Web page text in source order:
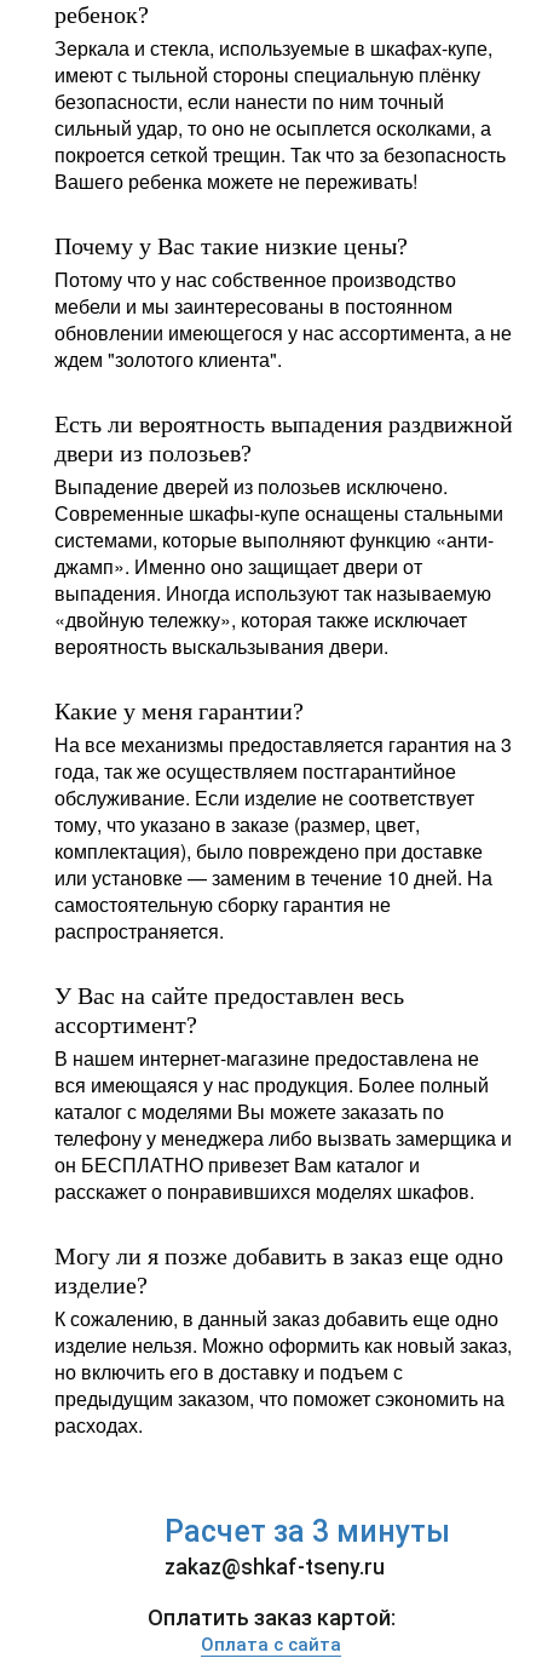
ребенок?
Зеркала и стекла, используемые в шкафах-купе,
имеют с тыльной стороны специальную плёнку
безопасности, если нанести по ним точный
сильный удар, то оно не осыплется осколками, а
покроется сеткой трещин. Так что за безопасность
Вашего ребенка можете не переживать!
Почему у Вас такие низкие цены?
Потому что у нас собственное производство
мебели и мы заинтересованы в постоянном
обновлении имеющегося у нас ассортимента, а не
ждем "золотого клиента".
Есть ли вероятность выпадения раздвижной
двери из полозьев?
Выпадение дверей из полозьев исключено.
Современные шкафы-купе оснащены стальными
системами, которые выполняют функцию «анти-
джамп». Именно оно защищает двери от
выпадения. Иногда используют так называемую
«двойную тележку», которая также исключает
вероятность выскальзывания двери.
Какие у меня гарантии?
На все механизмы предоставляется гарантия на 3
года, так же осуществляем постгарантийное
обслуживание. Если изделие не соответствует
тому, что указано в заказе (размер, цвет,
комплектация), было повреждено при доставке
или установке — заменим в течение 10 дней. На
самостоятельную сборку гарантия не
распространяется.
У Вас на сайте предоставлен весь
ассортимент?
В нашем интернет-магазине предоставлена не
вся имеющаяся у нас продукция. Более полный
каталог с моделями Вы можете заказать по
телефону у менеджера либо вызвать замерщика и
он БЕСПЛАТНО привезет Вам каталог и
расскажет о понравившихся моделях шкафов.
Могу ли я позже добавить в заказ еще одно
изделие?
К сожалению, в данный заказ добавить еще одно
изделие нельзя. Можно оформить как новый заказ,
но включить его в доставку и подъем с
предыдущим заказом, что поможет сэкономить на
расходах.
Расчет за 3 минуты
zakaz@shkaf-tseny.ru
Оплатить заказ картой:
Оплата с сайта